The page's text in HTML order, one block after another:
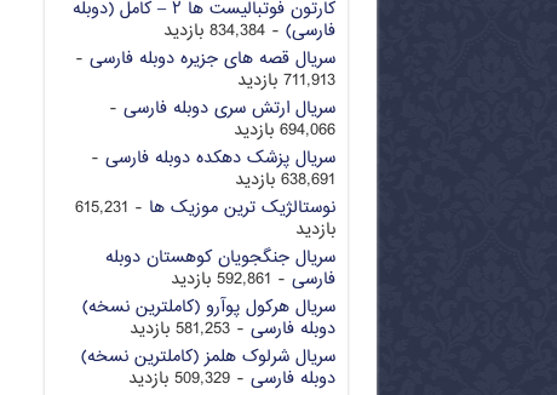
کارتون فوتبالیست ها ۲ – کامل (دوبله
فارسی) - 834,384 بازدید
سریال قصه های جزیره دوبله فارسی -
711,913 بازدید
سریال ارتش سری دوبله فارسی -
694,066 بازدید
سریال پزشک دهکده دوبله فارسی -
638,691 بازدید
نوستالژیک ترین موزیک ها
- 615,231
بازدید
سریال جنگجویان کوهستان دوبله
فارسی - 592,861 بازدید
سریال هرکول پوآرو (کاملترین نسخه)
دوبله فارسی - 581,253 بازدید
سریال شرلوک هلمز (کاملترین نسخه)
دوبله فارسی - 509,329 بازدید